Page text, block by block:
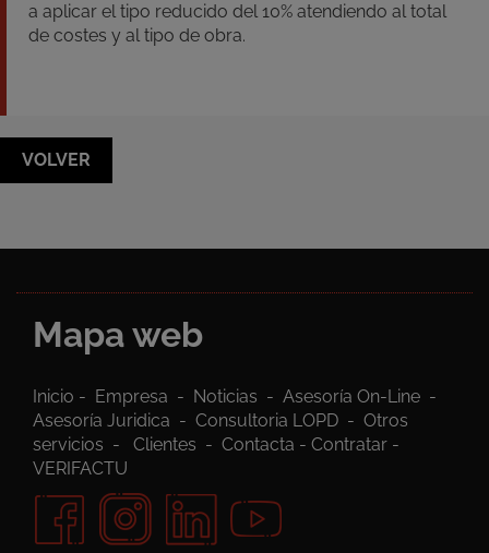
a aplicar el tipo reducido del 10% atendiendo al total
de costes y al tipo de obra.
VOLVER
Mapa web
Inicio - Empresa - Noticias - Asesoría On-Line -
Asesoría Juridica - Consultoria LOPD - Otros
servicios - Clientes - Contacta - Contratar -
VERIFACTU